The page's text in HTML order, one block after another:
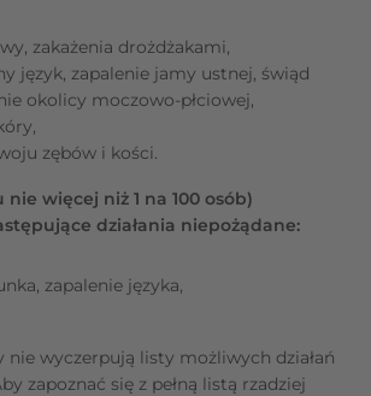
zakażenia drożdżakami,
język, zapalenie jamy ustnej, świąd
okolicy moczowo-płciowej,
zębów i kości.
nie więcej niż 1 na 100 osób)
działania niepożądane:
zapalenie języka,
nie wyczerpują listy możliwych działań
zapoznać się z pełną listą rzadziej